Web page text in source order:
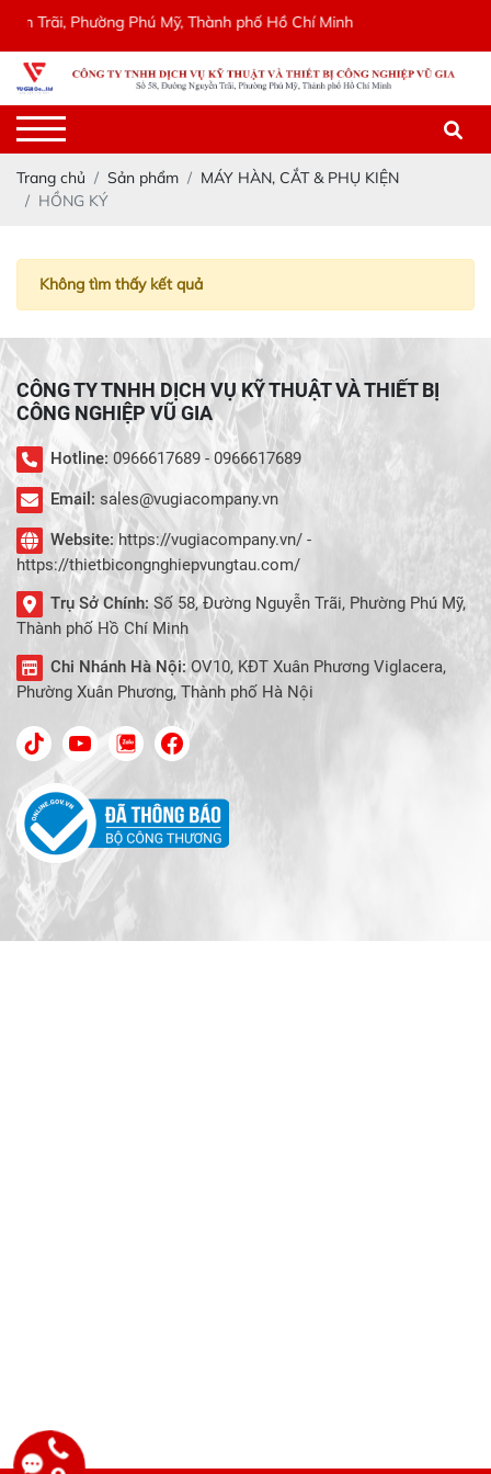
Trãi, Phường Phú Mỹ, Thành phố Hồ Chí Minh
Trang chủ Sản phẩm
MÁY HÀN, CẮT & PHỤ KIỆN
HỒNG KÝ
Không tìm thấy kết quả
CÔNG TY TNHH DỊCH VỤ KỸ THUẬT VÀ THIẾT BỊ
CÔNG NGHIỆP VŨ GIA
Hotline: 0966617689 - 0966617689
Email: sales@vugiacompany.vn
Website: https://vugiacompany.vn/ -
https://thietbicongnghiepvungtau.com/
Trụ Sở Chính: Số 58, Đường Nguyễn Trãi, Phường Phú Mỹ,
Thành phố Hồ Chí Minh
Chi Nhánh Hà Nội:OV10, KĐT Xuân Phương Viglacera,
Phường Xuân Phương, Thành phố Hà Nội